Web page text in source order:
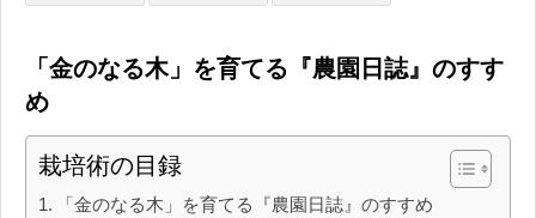
「金のなる木」を育てる『農園日誌』のすす
め
栽培術の目録
「金のなる木」を育てる『農園日誌』のすすめ